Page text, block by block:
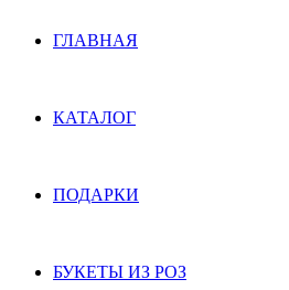
ГЛАВНАЯ
КАТАЛОГ
ПОДАРКИ
БУКЕТЫ ИЗ РОЗ